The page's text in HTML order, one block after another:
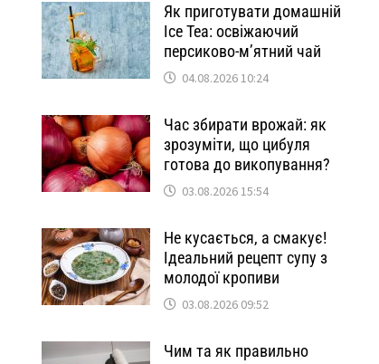
Як приготувати домашній
Ice Tea: освіжаючий
персиково-м’ятний чай
04.08.2026 10:24
Час збирати врожай: як
зрозуміти, що цибуля
готова до викопування?
03.08.2026 15:54
Не кусається, а смакує!
Ідеальний рецепт супу з
молодої кропиви
03.08.2026 09:52
Чим та як правильно